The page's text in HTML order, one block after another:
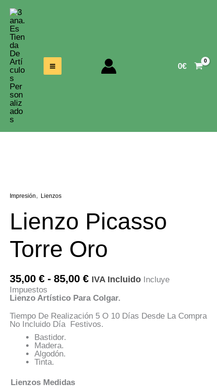
Contenido
0€
Impresión, Lienzos
Lienzo Picasso
Torre Oro
35,00 € - 85,00 €Rango
De
Precios:
Desde
35,00 €
Hasta
85,00 €
IVA Incluido Incluye
Impuestos
Lienzo Artístico Para Colgar.
Tiempo De Realización 5 O 10 Días Desde La Compra
No Incluido Día Festivos.
Bastidor.
Madera.
Algodón.
Tinta.
Lienzos Medidas